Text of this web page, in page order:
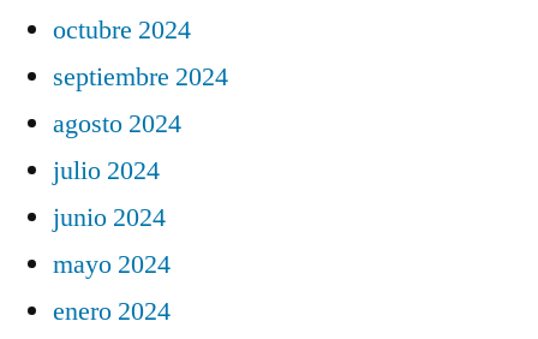
octubre 2024
septiembre 2024
agosto 2024
julio 2024
junio 2024
mayo 2024
enero 2024